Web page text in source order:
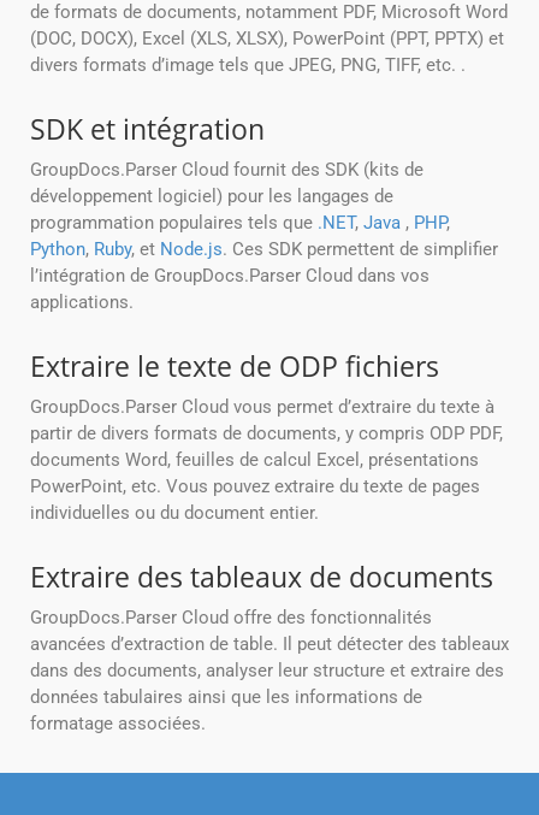
de formats de documents, notamment PDF, Microsoft Word
(DOC, DOCX), Excel (XLS, XLSX), PowerPoint (PPT, PPTX) et
divers formats d’image tels que JPEG, PNG, TIFF, etc. .
SDK et intégration
GroupDocs.Parser Cloud fournit des SDK (kits de
développement logiciel) pour les langages de
programmation populaires tels que .NET, Java , PHP,
Python, Ruby, et Node.js. Ces SDK permettent de simplifier
l’intégration de GroupDocs.Parser Cloud dans vos
applications.
Extraire le texte de ODP fichiers
GroupDocs.Parser Cloud vous permet d’extraire du texte à
partir de divers formats de documents, y compris ODP PDF,
documents Word, feuilles de calcul Excel, présentations
PowerPoint, etc. Vous pouvez extraire du texte de pages
individuelles ou du document entier.
Extraire des tableaux de documents
GroupDocs.Parser Cloud offre des fonctionnalités
avancées d’extraction de table. Il peut détecter des tableaux
dans des documents, analyser leur structure et extraire des
données tabulaires ainsi que les informations de
formatage associées.